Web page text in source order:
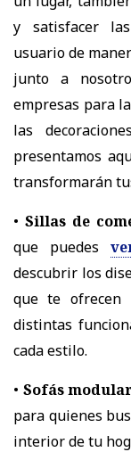
y satisfacer
usuario de
junto a
empresas para
las
presentamos
transformarán
• Sillas de
que puedes
descubrir los
que te ofrecen
distintas
cada estilo.
• Sofás
para quienes
interior de tu